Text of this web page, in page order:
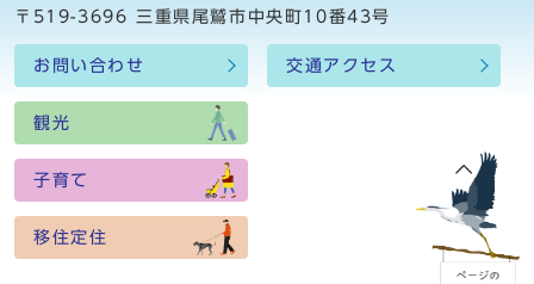
〒519-3696 三重県尾鷲市中央町10番43号
お問い合わせ 交通アクセス
観光
子育て
移住定住